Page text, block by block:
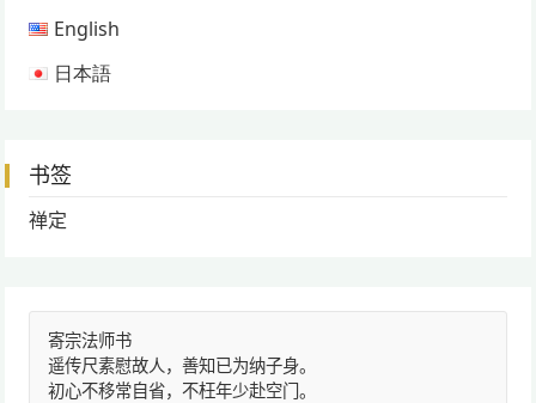
English
日本語
书签
禅定
寄宗法师书
遥传尺素慰故人，善知已为纳子身。
初心不移常自省，不枉年少赴空门。